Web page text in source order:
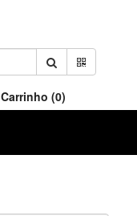
Carrinho (0)